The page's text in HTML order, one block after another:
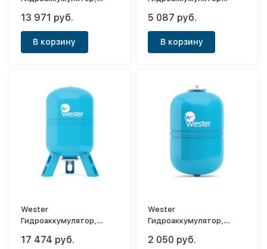
100 (0-14-0995)
13 971 руб.
В корзину
(синий)
5 087 руб.
В корзину
Wester
Гидроаккумулятор,
17 474 руб.
Wester
Гидроаккумулятор,
14-1020)
2 050 руб.